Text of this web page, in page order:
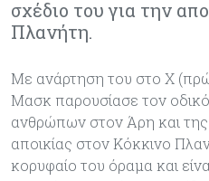
σχέδιο του για την
Πλανήτη.
Με ανάρτηση του στο Χ
Μασκ παρουσίασε τον
ανθρώπων στον Άρη και της
αποικίας στον Κόκκινο
κορυφαίο του όραμα και